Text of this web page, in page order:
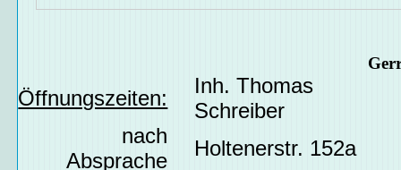
Öffnungszeiten:
Inh. Thomas
Schreiber
nach
Absprache
Holtenerstr. 152a